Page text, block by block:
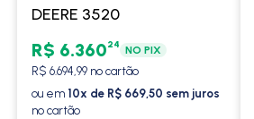
DEERE 3520
R$ 6.36024 NO PIX
R$ 6.694,99 no cartão
ou em 10x de R$ 669,50 sem juros
no cartão